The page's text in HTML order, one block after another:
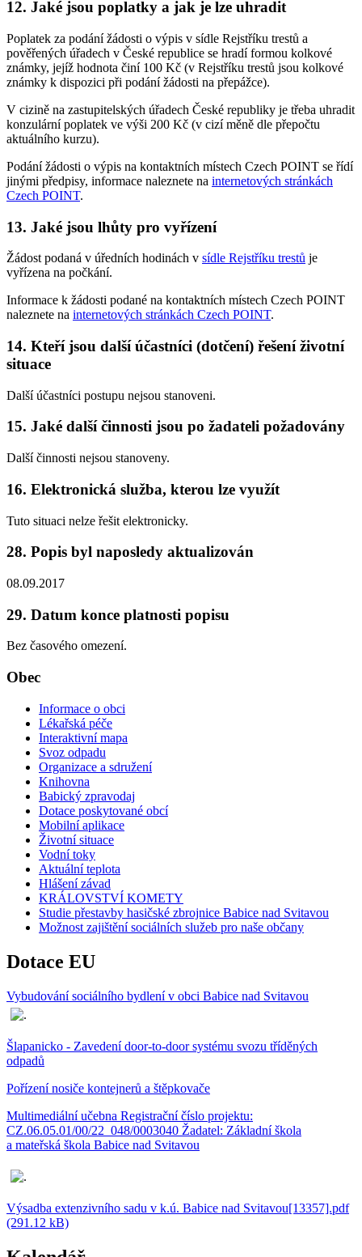
12. Jaké jsou poplatky a jak je lze uhradit
Poplatek za podání žádosti o výpis v sídle Rejstříku trestů a
pověřených úřadech v České republice se hradí formou kolkové
známky, jejíž hodnota činí 100 Kč (v Rejstříku trestů jsou kolkové
známky k dispozici při podání žádosti na přepážce).
V cizině na zastupitelských úřadech České republiky je třeba uhradit
konzulární poplatek ve výši 200 Kč (v cizí měně dle přepočtu
aktuálního kurzu).
Podání žádosti o výpis na kontaktních místech Czech POINT se řídí
jinými předpisy, informace naleznete na internetových stránkách
Czech POINT.
13. Jaké jsou lhůty pro vyřízení
Žádost podaná v úředních hodinách v sídle Rejstříku trestů je
vyřízena na počkání.
Informace k žádosti podané na kontaktních místech Czech POINT
naleznete na internetových stránkách Czech POINT.
14. Kteří jsou další účastníci (dotčení) řešení životní
situace
Další účastníci postupu nejsou stanoveni.
15. Jaké další činnosti jsou po žadateli požadovány
Další činnosti nejsou stanoveny.
16. Elektronická služba, kterou lze využít
Tuto situaci nelze řešit elektronicky.
28. Popis byl naposledy aktualizován
08.09.2017
29. Datum konce platnosti popisu
Bez časového omezení.
Obec
Informace o obci
Lékařská péče
Interaktivní mapa
Svoz odpadu
Organizace a sdružení
Knihovna
Babický zpravodaj
Dotace poskytované obcí
Mobilní aplikace
Životní situace
Vodní toky
Aktuální teplota
Hlášení závad
KRÁLOVSTVÍ KOMETY
Studie přestavby hasičské zbrojnice Babice nad Svitavou
Možnost zajištění sociálních služeb pro naše občany
Dotace EU
Vybudování sociálního bydlení v obci Babice nad Svitavou
Šlapanicko - Zavedení door-to-door systému svozu tříděných
odpadů
Pořízení nosiče kontejnerů a štěpkovače
Multimediální učebna Registrační číslo projektu:
CZ.06.05.01/00/22_048/0003040 Žadatel: Základní škola
a mateřská škola Babice nad Svitavou
Výsadba extenzivního sadu v k.ú. Babice nad Svitavou[13357].pdf
(291.12 kB)